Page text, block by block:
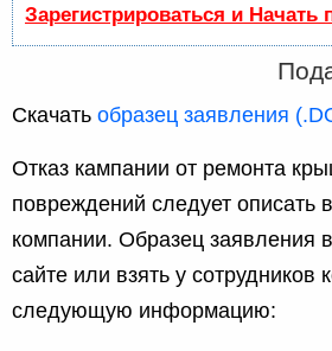
Зарегистрироваться и Начать
Скачать образец заявления
Отказ кампании от ремонта
повреждений следует
компании. Образец
сайте или взять у
следующую информацию: